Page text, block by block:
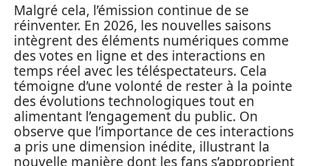
Malgré cela, l’émission continue de se
réinventer. En 2026, les nouvelles saisons
intègrent des éléments numériques comme
des votes en ligne et des interactions en
temps réel avec les téléspectateurs. Cela
témoigne d’une volonté de rester à la pointe
des évolutions technologiques tout en
alimentant l’engagement du public. On
observe que l’importance de ces interactions
a pris une dimension inédite, illustrant la
nouvelle manière dont les fans s’approprient